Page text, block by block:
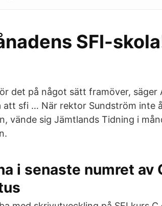
SFI-
det på något sätt framöver, säger
att sfi … När rektor Sundström inte
vände sig Jämtlands Tidning i
i senaste numret av